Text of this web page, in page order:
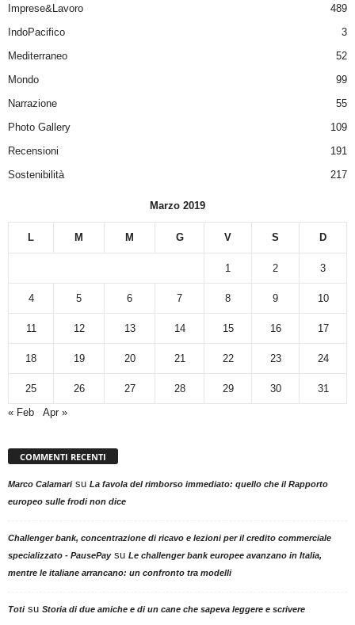
Imprese&Lavoro
489
IndoPacifico
3
Mediterraneo
52
Mondo
99
Narrazione
55
Photo Gallery
109
Recensioni
191
Sostenibilità
217
Marzo 2019
L M M G V S D
1 2 3
4 5 6 7 8 9 10
11 12 13 14 15 16 17
18 19 20 21 22 23 24
25 26 27 28 29 30
31
« Feb
Apr »
COMMENTI RECENTI
Marco Calamarisu La favola del rimborso immediato: quello che il Rapporto
europeo sulle frodi non dice
Challenger bank, concentrazione di ricavo e lezioni per il credito commerciale
specializzato - PausePaysu Le challenger bank europee avanzano in Italia,
mentre le italiane arrancano: un confronto tra modelli
Totisu Storia di due amiche e di un cane che sapeva leggere e scrivere